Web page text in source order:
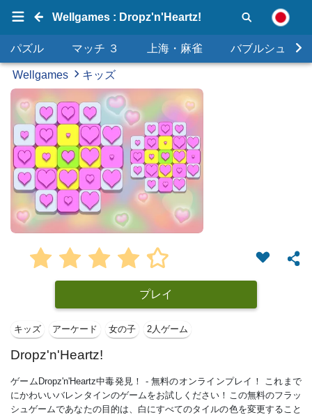
Wellgames : Dropz'n'Heartz!
パズル マッチ ３ 上海・麻雀 バブルシュータ
Wellgames キッズ
プレイ
キッズ アーケード 女の子 2人ゲーム
Dropz'n'Heartz!
ゲームDropz'n'Heartz中毒発見！ - 無料のオンラインプレイ！ これまで
にかわいいバレンタインのゲームをお試しください！この無料のフラッ
シュゲームであなたの目的は、白にすべてのタイルの色を変更すること